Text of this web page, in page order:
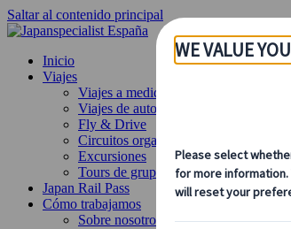
Saltar al contenido principal
Inicio
Viajes
Viajes a medida
Viajes de autor
Fly & Drive
Circuitos organizados
Excursiones
Tours de grupo a medida
Japan Rail Pass
Cómo trabajamos
Sobre nosotros